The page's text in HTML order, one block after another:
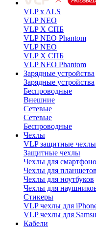
VLP x ALS
VLP NEO
VLP X СПБ
VLP NEO Phantom
VLP NEO
VLP X СПБ
VLP NEO Phantom
Зарядные устройства
Зарядные устройства
Беспроводные
Внешние
Сетевые
Сетевые
Беспроводные
Чехлы
VLP защитные
Защитные чехлы
Чехлы для
Чехлы для планшетов
Чехлы для ноутбуков
Чехлы для
Стикеры
VLP чехлы для
VLP чехлы для
Кабели